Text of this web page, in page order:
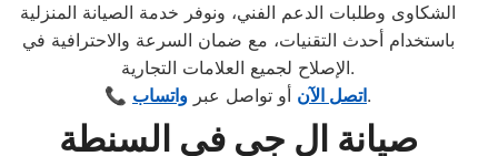
الشكاوى وطلبات الدعم الفني، ونوفر خدمة الصيانة المنزلية
باستخدام أحدث التقنيات، مع ضمان السرعة والاحترافية في
الإصلاح لجميع العلامات التجارية.
📞
اتصل الآن أو تواصل عبر واتساب .
صيانة ال جي في السنطة